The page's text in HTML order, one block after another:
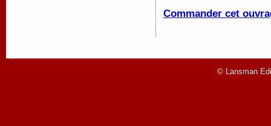
Commander cet
© Lansman